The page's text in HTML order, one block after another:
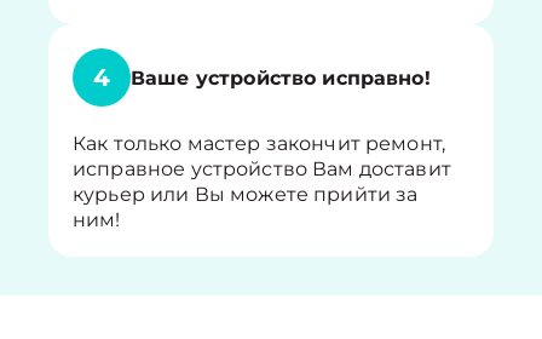
4 Ваше устройство исправно!
Как только мастер закончит ремонт,
исправное устройство Вам доставит
курьер или Вы можете прийти за
ним!